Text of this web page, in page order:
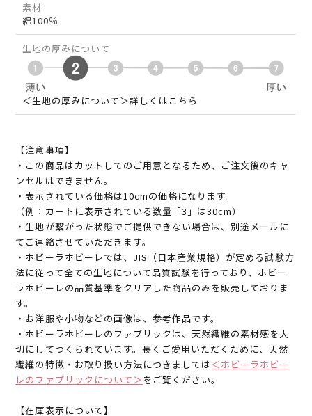
素材
綿100％
生地の厚みについて
＜生地の厚みについて＞詳しくはこちら
【注意事項】
・この商品はカットしてのご用意となるため、ご注文後のキャ
ンセルはできません。
・表示されている価格は10cmの価格になります。
（例：カートに表示されている数量「3」は30cm）
・生地が繋がった状態でご提供できない場合は、別途メールに
てご連絡させていただきます。
・ホビーラホビーレでは、JIS（日本産業規格）が定める試験方
法に従って全ての生地について品質試験を行っており、ホビー
ラホビーレの品質基準をクリアした商品のみを販売しておりま
す。
・お洋服や小物などの画像は、参考作品です。
・ホビーラホビーレのファブリックは、天然繊維の素材感を大
切にしてつくられています。長くご愛用いただくために、天然
繊維の特徴・お取り扱い方法につきましては＜ホビーラホビー
レのファブリックについて＞ をご覧ください。
【在庫表示について】